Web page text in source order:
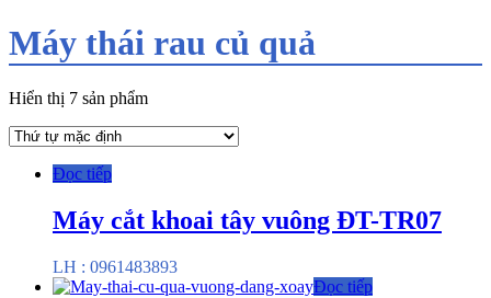
Máy thái rau củ quả
Hiển thị 7 sản phẩm
Đọc tiếp
Máy cắt khoai tây vuông ĐT-TR07
LH : 0961483893
Đọc tiếp